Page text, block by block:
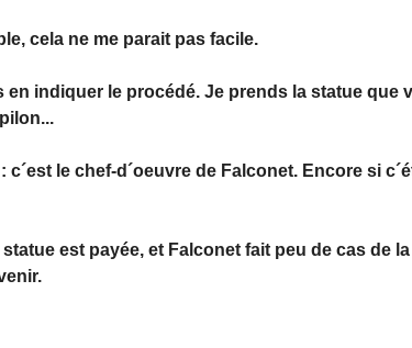
cela ne me parait pas facile.
en indiquer le procédé. Je prends la statue que
le chef-d´oeuvre de Falconet. Encore si
est payée, et Falconet fait peu de cas de